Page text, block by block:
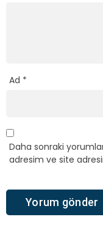
Ad *
Daha sonraki
adresim ve site